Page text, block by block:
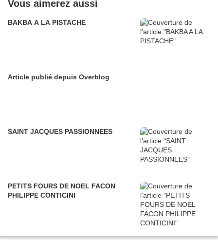
Vous aimerez aussi
BAKBA A LA PISTACHE
Article publié depuis Overblog
SAINT JACQUES PASSIONNEES
PETITS FOURS DE NOEL FACON
PHILIPPE CONTICINI